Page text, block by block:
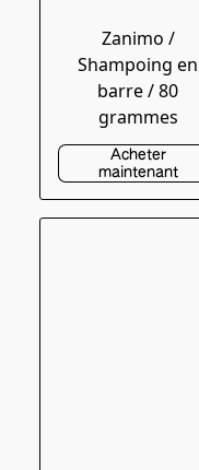
Zanimo /
Shampoing en
barre / 80
grammes
Acheter
maintenant